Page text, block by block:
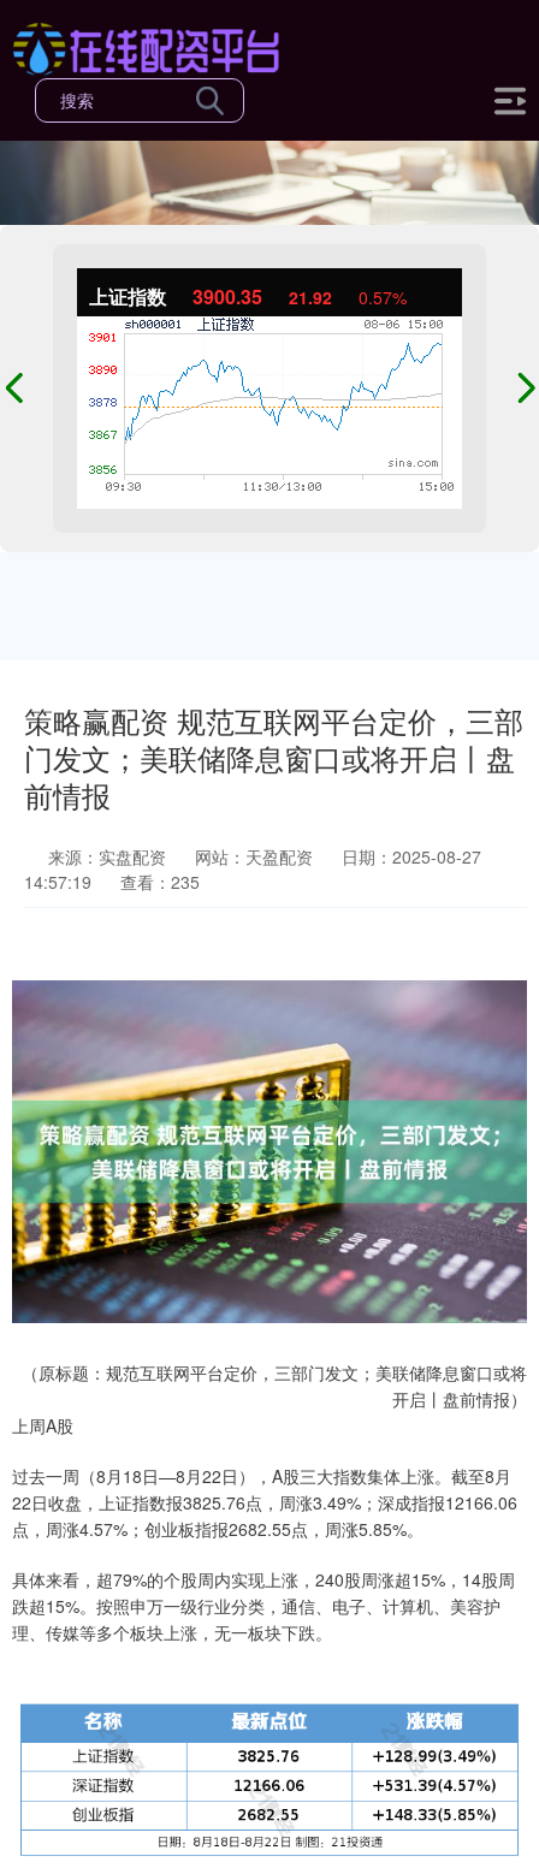
上证指数 3900.35 21.92 0.57%
策略赢配资 规范互联网平台定价，三部
门发文；美联储降息窗口或将开启丨盘
前情报
来源：实盘配资 网站：天盈配资
日期：2025-08-27
14:57:19
查看：235
（原标题：规范互联网平台定价，三部门发文；美联储降息窗口或将
开启丨盘前情报）
上周A股
过去一周（8月18日—8月22日），A股三大指数集体上涨。截至8月
22日收盘，上证指数报3825.76点，周涨3.49%；深成指报12166.06
点，周涨4.57%；创业板指报2682.55点，周涨5.85%。
具体来看，超79%的个股周内实现上涨，240股周涨超15%，14股周
跌超15%。按照申万一级行业分类，通信、电子、计算机、美容护
理、传媒等多个板块上涨，无一板块下跌。